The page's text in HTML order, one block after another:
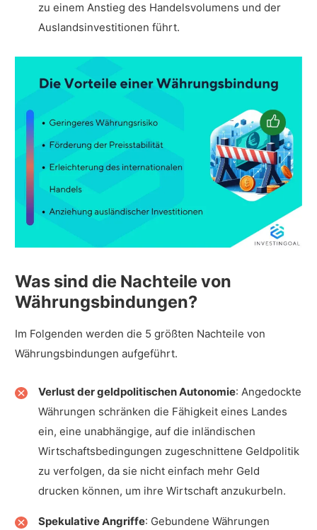
zu einem Anstieg des Handelsvolumens und der
Auslandsinvestitionen führt.
Was sind die Nachteile von
Währungsbindungen?
Im Folgenden werden die 5 größten Nachteile von
Währungsbindungen aufgeführt.
Verlust der geldpolitischen Autonomie: Angedockte
Währungen schränken die Fähigkeit eines Landes
ein, eine unabhängige, auf die inländischen
Wirtschaftsbedingungen zugeschnittene Geldpolitik
zu verfolgen, da sie nicht einfach mehr Geld
drucken können, um ihre Wirtschaft anzukurbeln.
Spekulative Angriffe: Gebundene Währungen